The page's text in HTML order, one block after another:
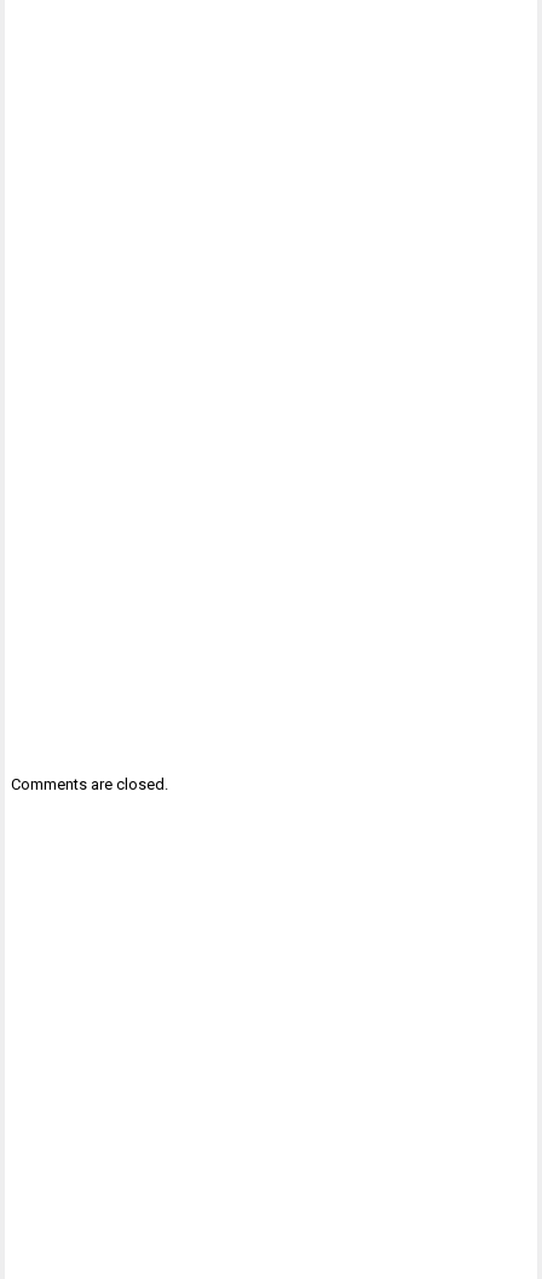
Comments are closed.